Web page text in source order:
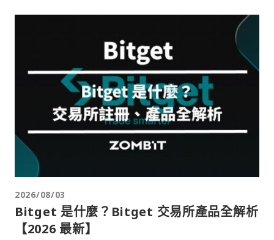
2026/08/03
Bitget 是什麼？Bitget 交易所產品全解析
【2026 最新】